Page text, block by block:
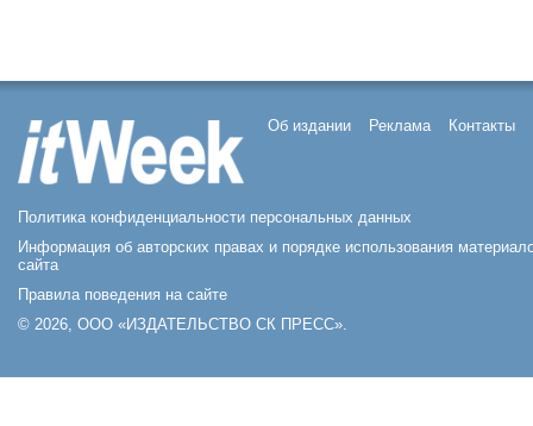
Об издании Реклама Контакты
Политика конфиденциальности персональных данных
Информация об авторских правах и порядке использования
сайта
Правила поведения на сайте
© 2026, ООО «ИЗДАТЕЛЬСТВО СК ПРЕСС».